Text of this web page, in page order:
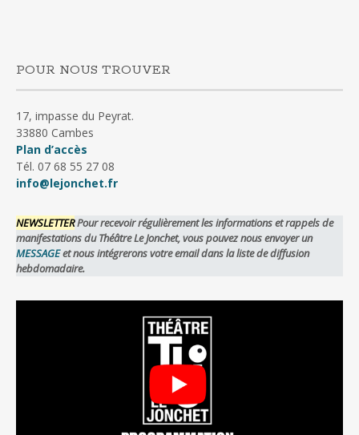
POUR NOUS TROUVER
17, impasse du Peyrat.
33880 Cambes
Plan d’accès
Tél. 07 68 55 27 08
info@lejonchet.fr
NEWSLETTERPour recevoir régulièrement les informations et rappels de
manifestations du Théâtre Le Jonchet, vous pouvez nous envoyer un
MESSAGEet nous intégrerons votre email dans la liste de diffusion
hebdomadaire.